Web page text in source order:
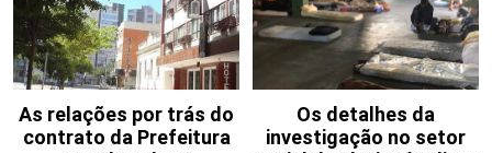
As relações por trás do
contrato da Prefeitura
Os detalhes da
investigação no setor